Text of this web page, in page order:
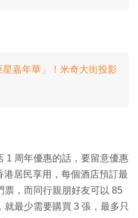
嘉年華」！米奇大街投影
1 周年優惠的話，要留意優惠
港居民享用，每個酒店預訂最
票，而同行親朋好友可以 85
最少需要購買 3 張，最多只